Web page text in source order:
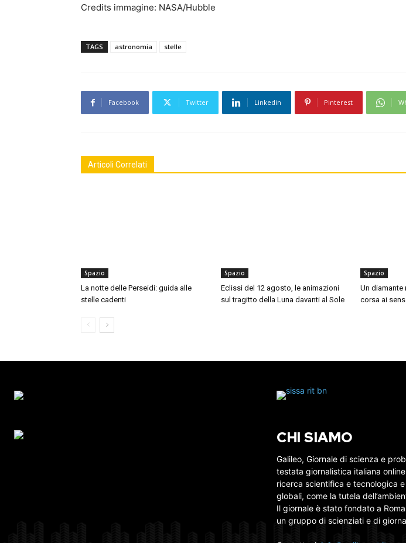
Credits immagine: NASA/Hubble
TAGS astronomia stelle
Facebook Twitter Linkedin Pinterest
Articoli Correlati
Spazio
La notte delle Perseidi: guida alle
stelle cadenti
Spazio
Eclissi del 12 agosto, le animazioni
sul tragitto della Luna davanti al Sole
Spazio
Un diamante
corsa ai
CHI SIAMO
Galileo, Giornale di scienza e
testata giornalistica italiana
ricerca scientifica e tecnologica
globali, come la tutela
Il giornale è stato fondato a
un gruppo di scienziati e di